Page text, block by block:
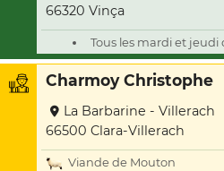
66320 Vinça
Tous les mardi et jeudi
Charmoy Christophe
La Barbarine - Villerach
66500 Clara-Villerach
Viande de Mouton